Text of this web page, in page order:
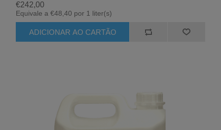
€242,00
Equivale a €48,40 por 1 liter(s)